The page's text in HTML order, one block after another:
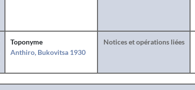
Toponyme
Anthiro, Bukovitsa 1930
Notices et opérations liées